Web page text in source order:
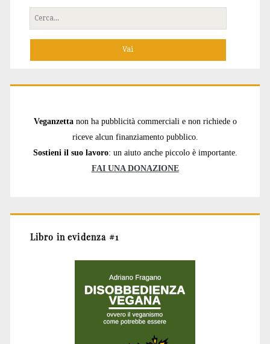
Cerca
per:
Veganzetta non ha pubblicità commerciali e non richiede o
riceve alcun finanziamento pubblico.
Sostieni il suo lavoro: un aiuto anche piccolo è importante.
FAI UNA DONAZIONE
Libro in evidenza #1